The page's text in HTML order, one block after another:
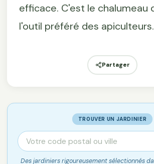
efficace. C'est le chalumeau
l'outil préféré des apiculteurs.
Partager
TROUVER UN JARDINIER
Des jardiniers rigoureusement sélectionnés